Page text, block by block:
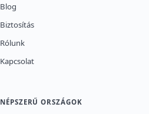
Blog
Biztosítás
Rólunk
Kapcsolat
NÉPSZERŰ ORSZÁGOK